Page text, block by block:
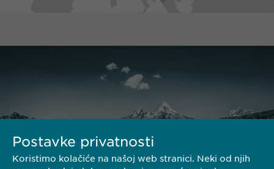
Postavke privatnosti
Koristimo kolačiće na našoj web stranici. Neki od njih